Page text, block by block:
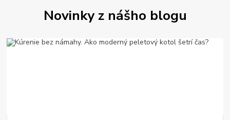
Novinky z nášho blogu